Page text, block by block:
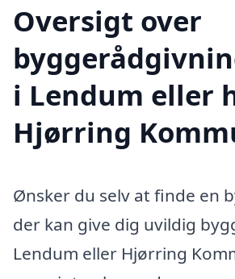
Oversigt over
i Lendum eller
Hjørring
Ønsker du selv at finde en
der kan give dig uvildig
Lendum eller Hjørring